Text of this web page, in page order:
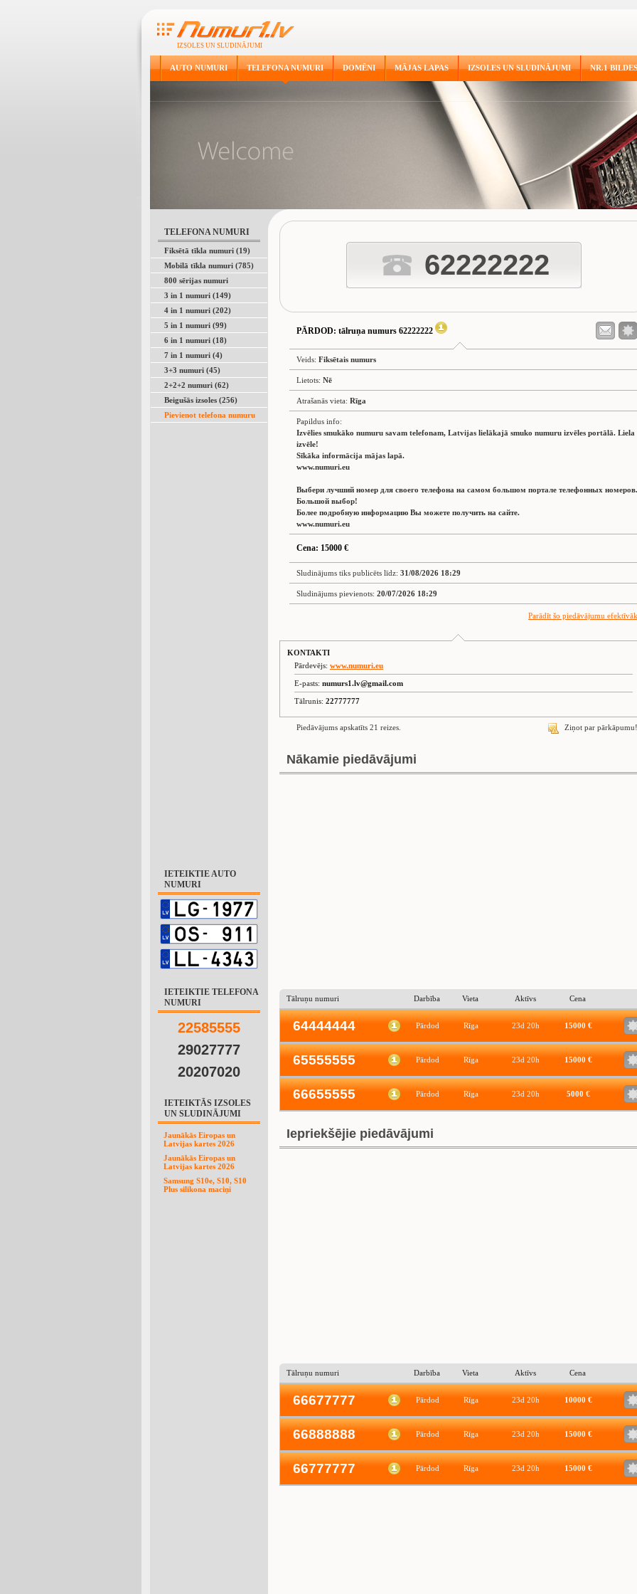
IZSOLES UN SLUDINĀJUMI
AUTO NUMURI TELEFONA NUMURI DOMĒNI MĀJAS LAPAS IZSOLES UN SLUDINĀJUMI NR.1 BILDES
TELEFONA NUMURI
Fiksētā tīkla numuri (19)
Mobilā tīkla numuri (785)
800 sērijas numuri
3 in 1 numuri (149)
4 in 1 numuri (202)
5 in 1 numuri (99)
6 in 1 numuri (18)
7 in 1 numuri (4)
3+3 numuri (45)
2+2+2 numuri (62)
Beigušās izsoles (256)
Pievienot telefona numuru
IETEIKTIE AUTO
NUMURI
IETEIKTIE TELEFONA
NUMURI
22585555
29027777
20207020
IETEIKTĀS IZSOLES
UN SLUDINĀJUMI
Jaunākās Eiropas un
Latvijas kartes 2026
Jaunākās Eiropas un
Latvijas kartes 2026
Samsung S10e, S10, S10
Plus silikona maciņi
62222222
PĀRDOD: tālruņa numurs 62222222
Veids: Fiksētais numurs
Lietots: Nē
Atrašanās vieta: Rīga
Papildus info:
Izvēlies smukāko numuru savam telefonam, Latvijas lielākajā smuko numuru izvēles portālā. Liela
izvēle!
Sīkāka informācija mājas lapā.
www.numuri.eu
Выбери лучший номер для своего телефона на самом большом портале телефонных номеров.
Большой выбор!
Более подробную информацию Вы можете получить на сайте.
www.numuri.eu
Cena: 15000 €
Sludinājums tiks publicēts līdz: 31/08/2026 18:29
Sludinājums pievienots: 20/07/2026 18:29
Parādīt šo piedāvājumu efektīvāk
KONTAKTI
Pārdevējs: www.numuri.eu
E-pasts: numurs1.lv@gmail.com
Tālrunis: 22777777
Ziņot par pārkāpumu!
Piedāvājums apskatīts 21 reizes.
Nākamie piedāvājumi
Tālruņu numuri Darbība Vieta Aktīvs Cena
64444444 Pārdod Rīga 23d 20h 15000 €
65555555 Pārdod Rīga 23d 20h 15000 €
66655555 Pārdod Rīga 23d 20h 5000 €
Iepriekšējie piedāvājumi
Tālruņu numuri Darbība Vieta Aktīvs Cena
66677777 Pārdod Rīga 23d 20h 10000 €
66888888 Pārdod Rīga 23d 20h 15000 €
66777777 Pārdod Rīga 23d 20h 15000 €